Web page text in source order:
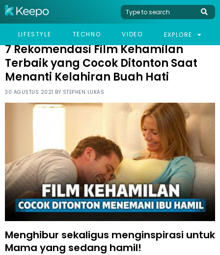
LIFESTYLE TECHNO VIDEO EXPLORE
HOME LIFESTYLE
7 REKOMENDASI FILM KEHAMILAN TERBAIK YANG COCOK
7 Rekomendasi Film Kehamilan
Terbaik yang Cocok Ditonton Saat
Menanti Kelahiran Buah Hati
30 AGUSTUS 2021 BY STEPHEN LUKAS
Menghibur sekaligus menginspirasi untuk
Mama yang sedang hamil!